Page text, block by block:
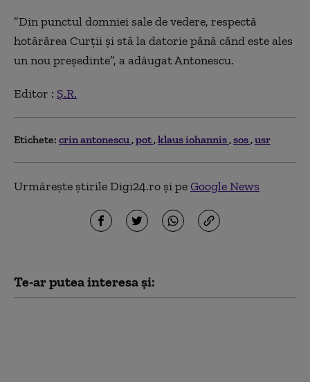
”Din punctul domniei sale de vedere, respectă
hotărârea Curţii şi stă la datorie până când este ales
un nou preşedinte”, a adăugat Antonescu.
Editor : Ș.R.
Etichete: crin antonescu pot klaus iohannis sos usr
Urmărește știrile Digi24.ro și peGoogle News
Te-ar putea interesa și: